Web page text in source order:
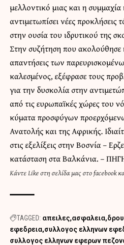
μελλοντικό μιας και η συμμαχία
αντιμετωπίσει νέες προκλήσεις
στην ουσία του ιδρυτικού της
Στην συζήτηση που ακολούθησε
απαντήσεις των
καλεσμένος, εξέφρασε τους
για την δυσκολία στην
από τις ευρωπαϊκές χώρες του
κύματα προσφύγων
Ανατολής και της Αφρικής.
στις εξελίξεις στην Βοσνία –
κατάσταση στα Βαλκάνια. –
ΚάντεLike στη σελίδα μας στο facebook
TAGGED: απειλες ασφαλεια
εφεδρεια συλλογος ελληνων
συλλογος ελληνων εφερων